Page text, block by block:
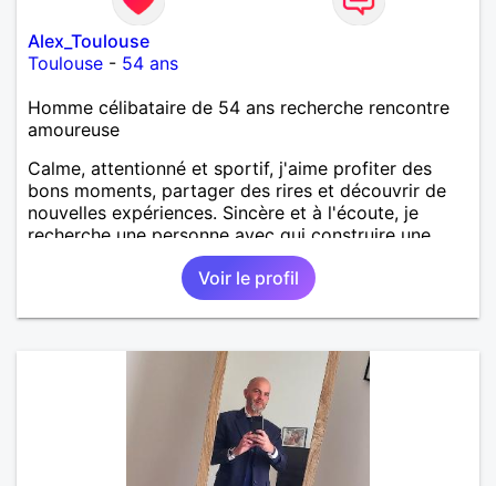
Alex_Toulouse
Toulouse - 54 ans
Homme célibataire de 54 ans recherche rencontre
amoureuse
Calme, attentionné et sportif, j'aime profiter des
bons moments, partager des rires et découvrir de
nouvelles expériences. Sincère et à l'écoute, je
recherche une personne avec qui construire une
belle complicité et une relation authentique.
Voir le profil